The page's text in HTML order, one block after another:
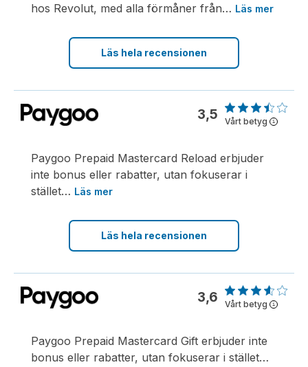
hos Revolut, med alla förmåner från… Läs mer
Läs hela recensionen
3,5 Vårt betyg i
Paygoo Prepaid Mastercard Reload erbjuder
inte bonus eller rabatter, utan fokuserar i
stället… Läs mer
Läs hela recensionen
3,6 Vårt betyg i
Paygoo Prepaid Mastercard Gift erbjuder inte
bonus eller rabatter, utan fokuserar i stället…